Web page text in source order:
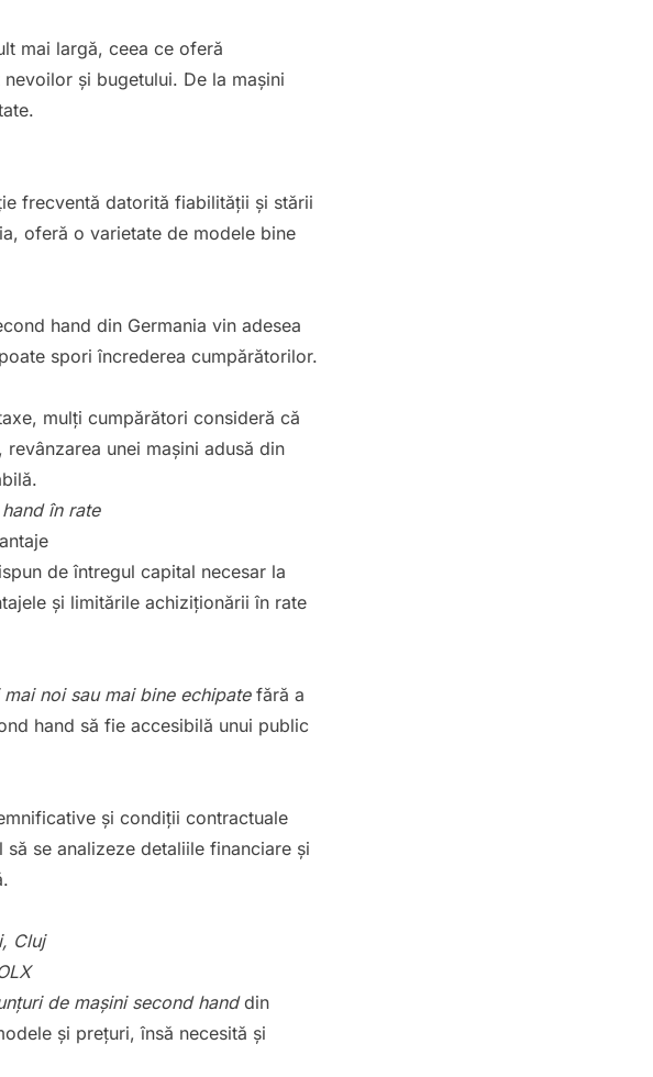
mai largă, ceea ce oferă
și bugetului. De la mașini
frecventă datorită fiabilității și stării
oferă o varietate de modele bine
hand din Germania vin adesea
spori încrederea cumpărătorilor.
mulți cumpărători consideră că
unei mașini adusă din
în rate
de întregul capital necesar la
și limitările achiziționării în rate
noi sau mai bine echipatefără a
hand să fie accesibilă unui public
și condiții contractuale
se analizeze detaliile financiare și
Cluj
de mașini second handdin
și prețuri, însă necesită și